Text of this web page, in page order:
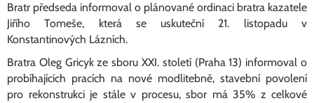
Bratr předseda informoval o plánované ordinaci bratra kazatele
Jiřího Tomeše, která se uskuteční 21. listopadu v
Konstantinových Lázních.
Bratra Oleg Gricyk ze sboru XXI. století (Praha 13) informoval o
probíhajících pracích na nové modlitebně, stavební povolení
pro rekonstrukci je stále v procesu, sbor má 35% z celkové